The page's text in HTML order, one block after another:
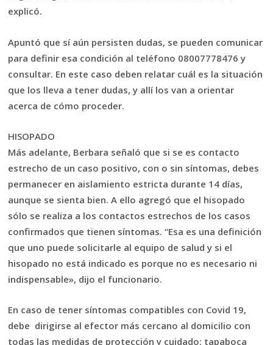
explicó.
Apuntó que sí aún persisten dudas, se pueden comunicar
para definir esa condición al teléfono 08007778476 y
consultar. En este caso deben relatar cuál es la situación
que los lleva a tener dudas, y allí los van a orientar
acerca de cómo proceder.
HISOPADO
Más adelante, Berbara señaló que si se es contacto
estrecho de un caso positivo, con o sin síntomas, debes
permanecer en aislamiento estricta durante 14 días,
aunque se sienta bien. A ello agregó que el hisopado
sólo se realiza a los contactos estrechos de los casos
confirmados que tienen síntomas. “Esa es una definición
que uno puede solicitarle al equipo de salud y si el
hisopado no está indicado es porque no es necesario ni
indispensable», dijo el funcionario.
En caso de tener síntomas compatibles con Covid 19,
debe dirigirse al efector más cercano al domicilio con
todas las medidas de protección y cuidado: tapaboca